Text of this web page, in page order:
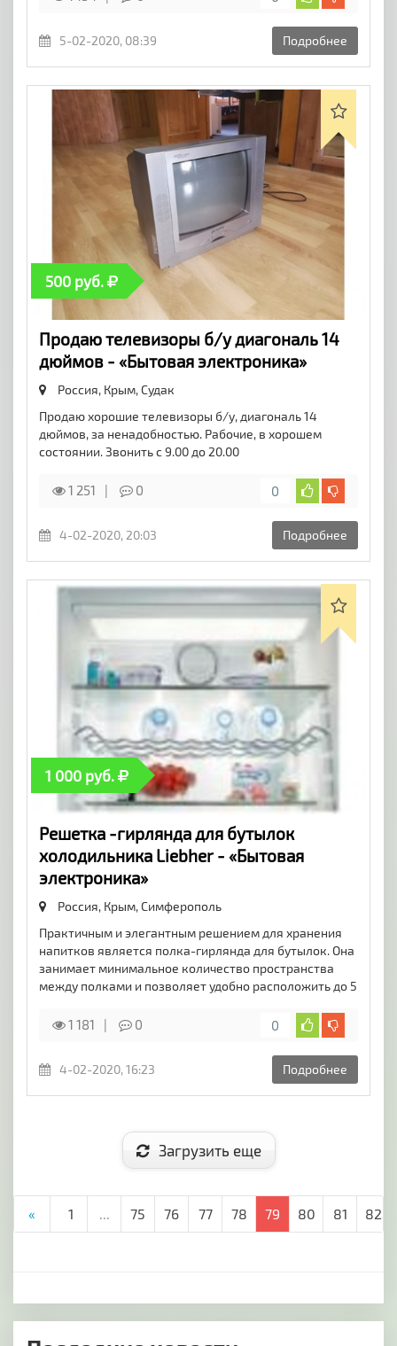
5-02-2020, 08:39 Подробнее
500 руб.
Продаю телевизоры б/у диагональ 14
дюймов - «Бытовая электроника»
Россия, Крым,Судак
Продаю хорошие телевизоры б/у, диагональ 14
дюймов, за ненадобностью. Рабочие, в хорошем
состоянии. Звонить с 9.00 до 20.00
1 251 0 0
4-02-2020, 20:03 Подробнее
1 000 руб.
Решетка -гирлянда для бутылок
холодильника Liebher - «Бытовая
электроника»
Россия, Крым,Симферополь
Практичным и элегантным решением для хранения
напитков является полка-гирлянда для бутылок. Она
занимает минимальное количество пространства
между полками и позволяет удобно расположить до 5
1 181 0 0
4-02-2020, 16:23 Подробнее
Загрузить еще
« 1 ... 75 76 77 78 79 80 81 82